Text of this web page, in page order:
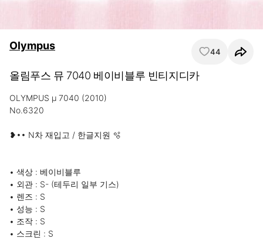
Olympus 44
올림푸스 뮤 7040 베이비블루 빈티지디카
OLYMPUS μ 7040 (2010)
No.6320
❥•• N차 재입고 / 한글지원 🫧
• 색상 : 베이비블루
• 외관 : S- (테두리 일부 기스)
• 렌즈 : S
• 성능 : S
• 조작 : S
• 스크린 : S